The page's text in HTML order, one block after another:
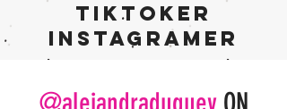
TIKTOKER
INSTAGRAMER